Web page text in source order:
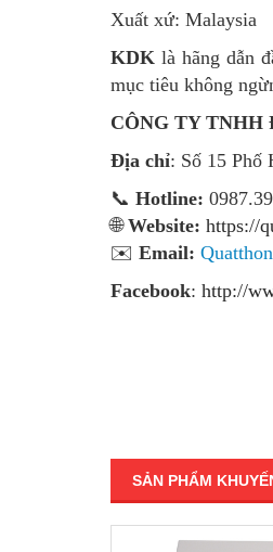
Xuất xứ: Malaysia
KDK là hãng dẫn
mục tiêu không
CÔNG TY
Địa chỉ: Số 15 Phố
📞 Hotline:
🌐Website: https://
✉️ Email:
Facebook: http://
SẢN PHẨM